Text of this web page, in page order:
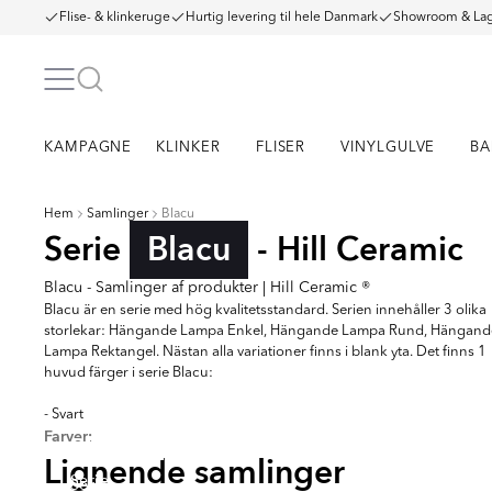
Flise- & klinkeruge Hurtig levering til hele Danmark Showroom &
KAMPAGNE KLINKER FLISER VINYLGULVE
Hem Samlinger Blacu
Serie Blacu - Hill Ceramic
Blacu - Samlinger af produkter | Hill Ceramic ®
Blacu är en serie med hög kvalitetsstandard. Serien innehåller 3 olika
storlekar: Hängande Lampa Enkel, Hängande Lampa Rund,
Lampa Rektangel. Nästan alla variationer finns i blank yta. Det finns 1
huvud färger i serie Blacu:
- Svart
Farver:
Lignende samlinger
RENOLIA
Serie
FARNEL
Serie